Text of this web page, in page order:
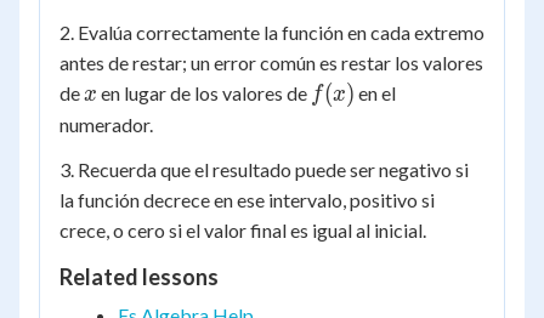
2. Evalúa correctamente la función en cada extremo
antes de restar; un error común es restar los valores
de x
x en lugar de los valores de f(x)
f(x) en el
numerador.
3. Recuerda que el resultado puede ser negativo si
la función decrece en ese intervalo, positivo si
crece, o cero si el valor final es igual al inicial.
Related lessons